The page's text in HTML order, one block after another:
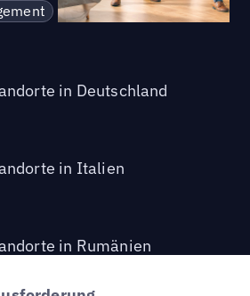
in Deutschland
in Italien
in Rumänien